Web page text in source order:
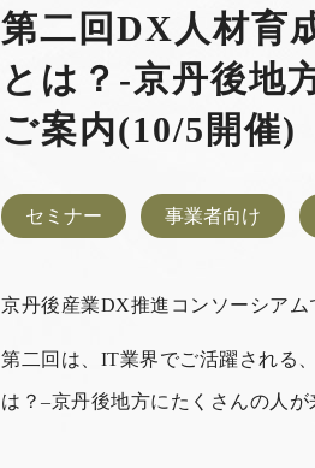
第二回DX人材育
とは？-京丹後地
ご案内(10/5開催)
セミナー 事業者向け
京丹後産業DX推進コンソーシアム
第二回は、 IT業界でご活躍される
は？ –京丹後地方にたくさんの人が